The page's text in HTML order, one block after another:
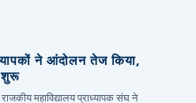
ने आंदोलन तेज किया,
शुरू
महाविद्यालय प्राध्यापक संघ ने